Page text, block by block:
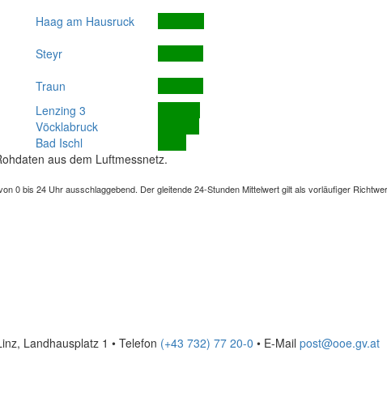
Haag am Hausruck
Steyr
Traun
Lenzing 3
Vöcklabruck
Bad Ischl
aus dem Luftmessnetz.
0 bis 24 Uhr ausschlaggebend. Der gleitende 24-Stunden Mittelwert gilt als vorläufiger
Landhausplatz 1 • Telefon (+43 732) 77 20-0 • E-Mail post@ooe.gv.at